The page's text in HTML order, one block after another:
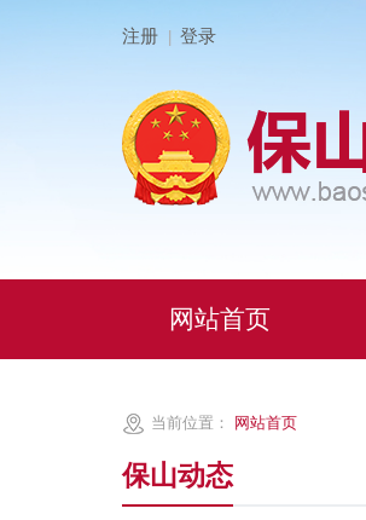
注册 登录
网站首页
当前位置： 网站首页
保山动态